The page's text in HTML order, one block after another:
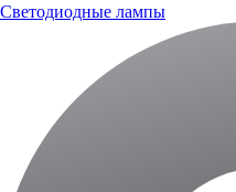
Светодиодные лампы